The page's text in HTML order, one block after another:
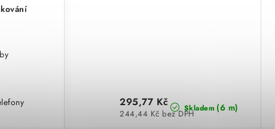
Skladem (6 m)
244,44 Kč bez DPH
295,77 Kč